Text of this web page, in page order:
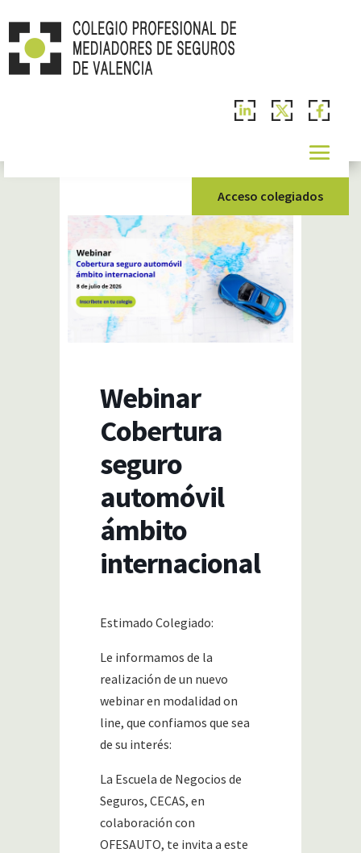
Acceso colegiados
Webinar
Cobertura
seguro
automóvil
ámbito
internacional
Estimado Colegiado:
Le informamos de la
realización de un nuevo
webinar en modalidad on
line, que confiamos que sea
de su interés:
La Escuela de Negocios de
Seguros, CECAS, en
colaboración con
OFESAUTO, te invita a este